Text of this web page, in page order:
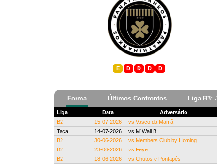
E D D D D
Forma Últimos Confrontos Liga B3:
Liga Data
Adversário
B2
15-07-2026 vs Vasco da Mamã
Taça
14-07-2026 vs M´Wall B
B2
30-06-2026 vs Members Club by Homing
B2
23-06-2026 vs Feye
B2
18-06-2026 vs Chutos e Pontapés